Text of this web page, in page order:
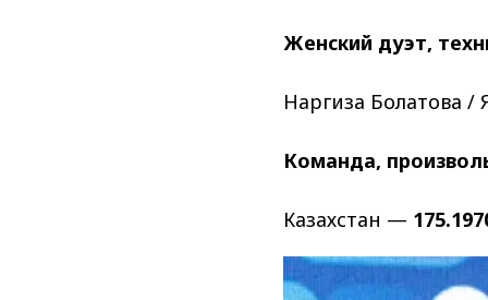
Женский дуэт,
Наргиза Болатова
Команда,
Казахстан —